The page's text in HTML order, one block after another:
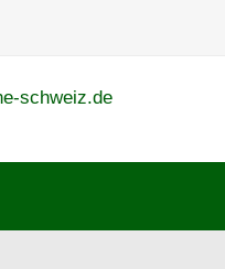
schweiz.de